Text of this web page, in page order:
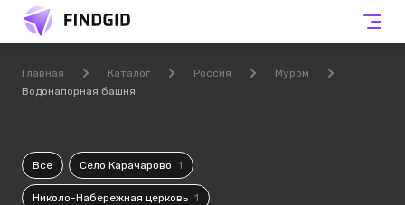
Главная Каталог Россия
Муром
Водонапорная башня
Все Село Карачарово 1
Николо-Набережная церковь 1